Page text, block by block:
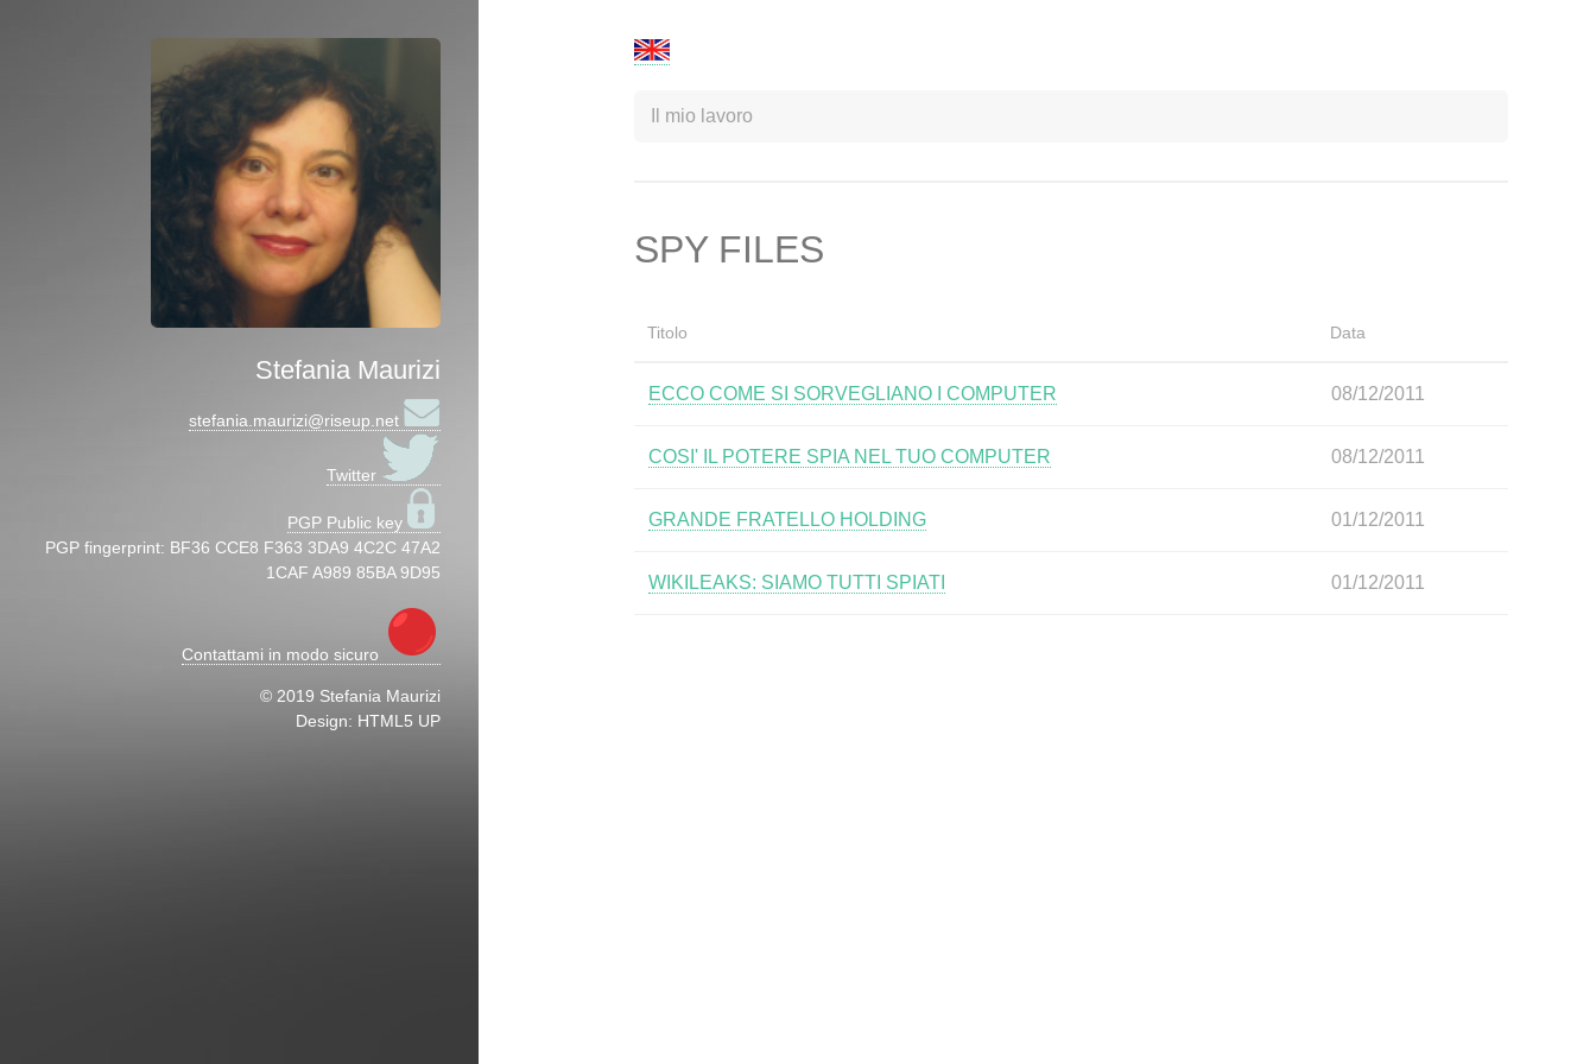
Stefania Maurizi
stefania.maurizi@riseup.net
Twitter
PGP Public key
PGP fingerprint: BF36 CCE8 F363 3DA9 4C2C 47A2
1CAF A989 85BA 9D95
Contattami in modo sicuro
© 2019 Stefania Maurizi
Design: HTML5 UP
SPY FILES
Titolo Data
ECCO COME SI SORVEGLIANO I COMPUTER 08/12/2011
COSI' IL POTERE SPIA NEL TUO COMPUTER 08/12/2011
GRANDE FRATELLO HOLDING 01/12/2011
WIKILEAKS: SIAMO TUTTI SPIATI 01/12/2011